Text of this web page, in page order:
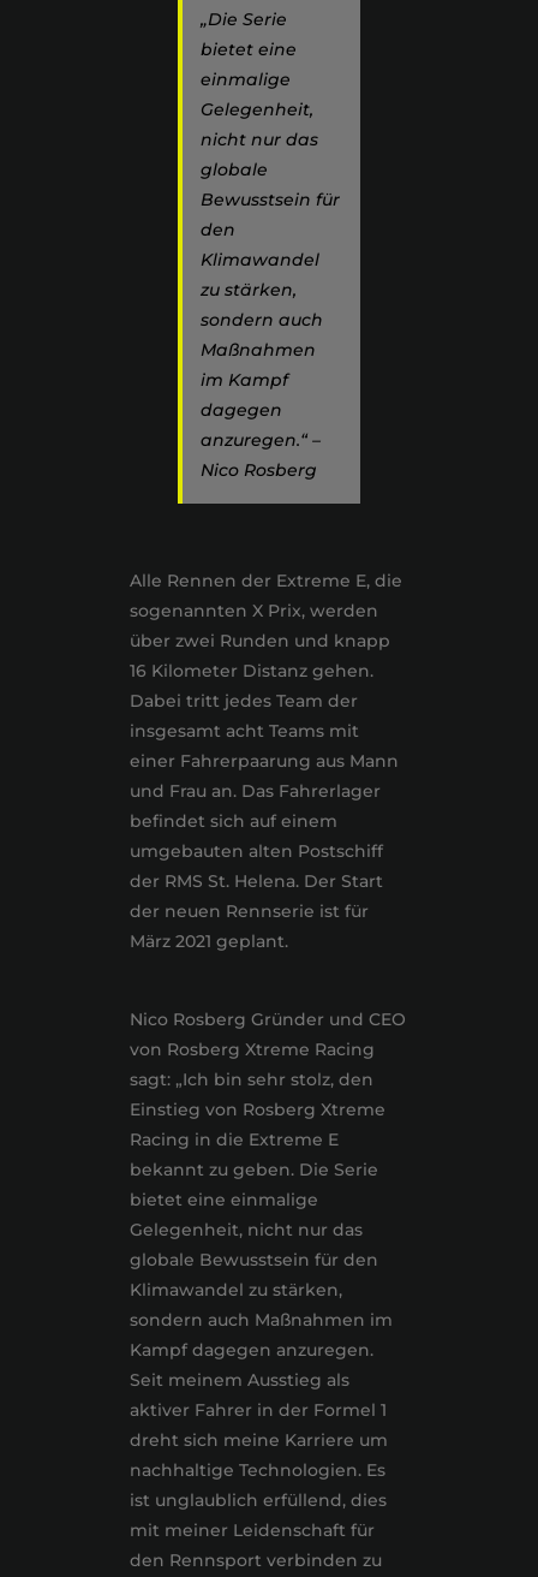
„Die Serie
bietet eine
einmalige
Gelegenheit,
nicht nur das
globale
Bewusstsein für
den
Klimawandel
zu stärken,
sondern auch
Maßnahmen
im Kampf
dagegen
anzuregen.“ –
Nico Rosberg
Alle Rennen der Extreme E, die
sogenannten X Prix, werden
über zwei Runden und knapp
16 Kilometer Distanz gehen.
Dabei tritt jedes Team der
insgesamt acht Teams mit
einer Fahrerpaarung aus Mann
und Frau an. Das Fahrerlager
befindet sich auf einem
umgebauten alten Postschiff
der RMS St. Helena. Der Start
der neuen Rennserie ist für
März 2021 geplant.
Nico Rosberg Gründer und CEO
von Rosberg Xtreme Racing
sagt: „Ich bin sehr stolz, den
Einstieg von Rosberg Xtreme
Racing in die Extreme E
bekannt zu geben. Die Serie
bietet eine einmalige
Gelegenheit, nicht nur das
globale Bewusstsein für den
Klimawandel zu stärken,
sondern auch Maßnahmen im
Kampf dagegen anzuregen.
Seit meinem Ausstieg als
aktiver Fahrer in der Formel 1
dreht sich meine Karriere um
nachhaltige Technologien. Es
ist unglaublich erfüllend, dies
mit meiner Leidenschaft für
den Rennsport verbinden zu